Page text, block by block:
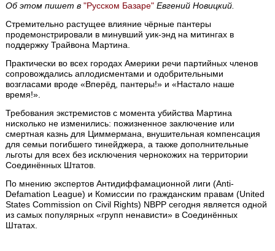
Об этом пишет в"Русском Базаре" Евгений Новицкий.
Стремительно растущее влияние чёрные пантеры
продемонстрировали в минувший уик-энд на митингах в
поддержку Трайвона Мартина.
Практически во всех городах Америки речи партийных членов
сопровождались аплодисментами и одобрительными
возгласами вроде «Вперёд, пантеры!» и «Настало наше
время!».
Требования экстремистов с момента убийства Мартина
нисколько не изменились: пожизненное заключение или
смертная казнь для Циммермана, внушительная компенсация
для семьи погибшего тинейджера, а также дополнительные
льготы для всех без исключения чернокожих на территории
Соединённых Штатов.
По мнению экспертов Антидиффамационной лиги (Anti-
Defamation League) и Комиссии по гражданским правам (United
States Commission on Civil Rights) NBPP сегодня является одной
из самых популярных «групп ненависти» в Соединённых
Штатах.